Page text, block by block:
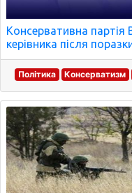
Консервативна партія
керівника після
Політика Консерватизм